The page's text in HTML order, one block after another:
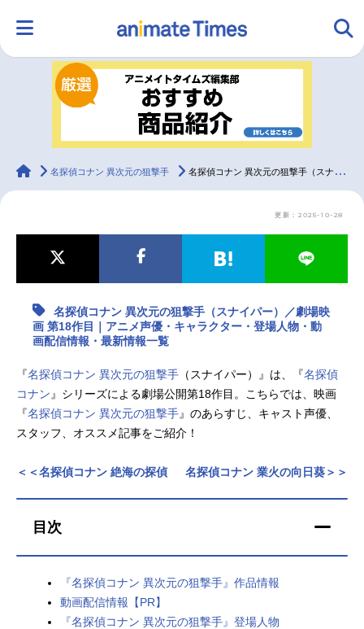
ランキング アニメ
ラジオ
最新記事一覧
アニメ映画一覧 実写化映画一覧
今期アニメ曜日別一覧
秋アニメ 冬アニメ
男性声優/女性声優一覧
animateTimes
名探偵コナン 異次元の狙撃手 名探偵コナン 異次元の狙撃手（スナイパー）／劇場映画 第18作目｜アニメ声優・キャラクター・登場人物・動画配信情報・最新情報一覧
更新：2025-10-28
名探偵コナン 異次元の狙撃手（スナイパー）／劇場映
画 第18作目｜アニメ声優・キャラクター・登場人物・動
画配信情報・最新情報一覧
『名探偵コナン 異次元の狙撃手 （スナイパー）』は、『名探偵
コナン 』シリーズによる劇場公開第18作目。こちらでは、映画
『名探偵コナン 異次元の狙撃手』のあらすじ、キャスト声優、
スタッフ、オススメ記事をご紹介！
名探偵コナン 業火の向日葵＞＞
＜＜名探偵コナン 絶海の探偵
目次
『名探偵コナン 異次元の狙撃手』作品情報
動画配信情報【PR】
『名探偵コナン 異次元の狙撃手』登場人物